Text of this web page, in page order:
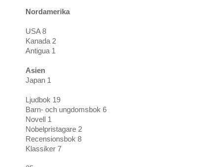
Nordamerika
USA 8
Kanada 2
Antigua 1
Asien
Japan 1
Ljudbok 19
Barn- och ungdomsbok 6
Novell 1
Nobelpristagare 2
Recensionsbok 8
Klassiker 7